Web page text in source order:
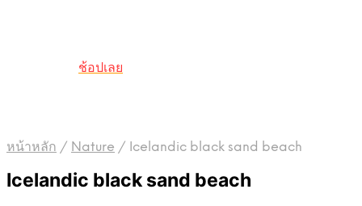
ช้อปเลย
หน้าหลัก / Nature / Icelandic black sand beach
Icelandic black sand beach